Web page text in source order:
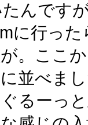
んです
に行っ
。ここ
並べま
るーっ